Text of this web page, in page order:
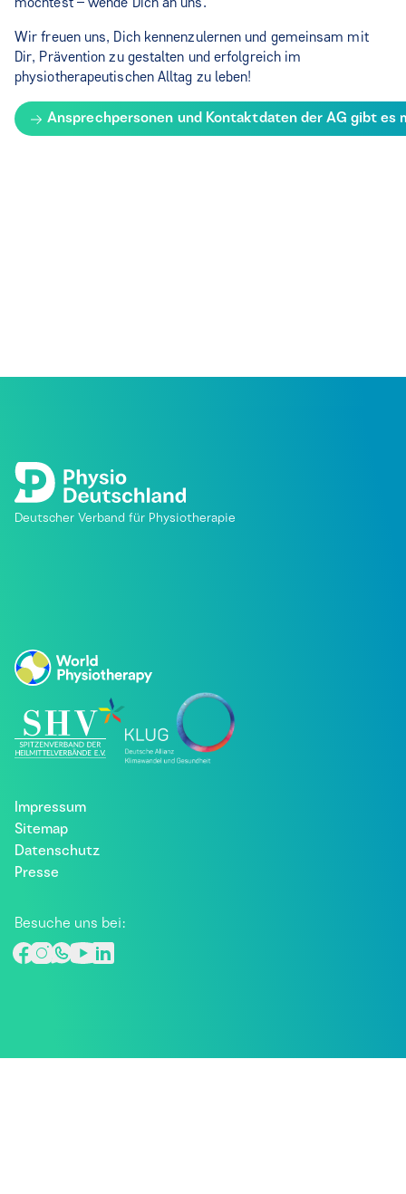
Wir freuen uns, Dich kennenzulernen und gemeinsam mit
Dir, Prävention zu gestalten und erfolgreich im
physiotherapeutischen Alltag zu leben!
Ansprechpersonen und Kontaktdaten der AG gibt es
Deutscher Verband für Physiotherapie
Impressum
Sitemap
Datenschutz
Presse
Besuche uns bei: